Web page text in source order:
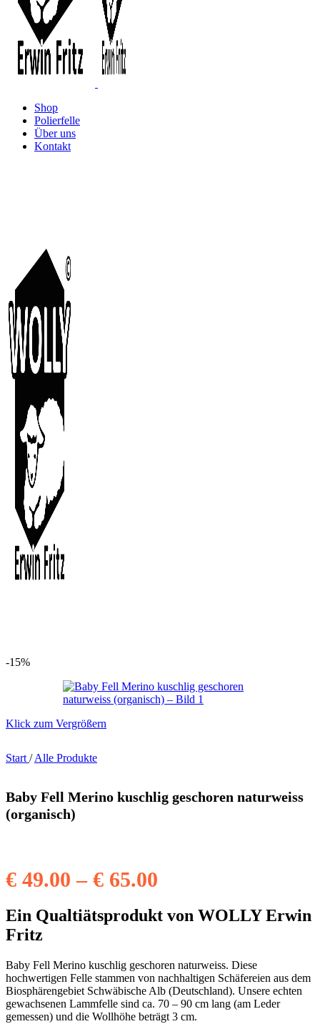
Shop
Polierfelle
Über uns
Kontakt
-15%
Klick zum Vergrößern
Start / Alle Produkte
Baby Fell Merino kuschlig geschoren naturweiss
(organisch)
€ 49.00 – € 65.00
bis
Ein Qualtiätsprodukt von WOLLY Erwin
Fritz
Baby Fell Merino kuschlig geschoren naturweiss. Diese
hochwertigen Felle stammen von nachhaltigen Schäfereien aus dem
Biosphärengebiet Schwäbische Alb (Deutschland). Unsere echten
gewachsenen Lammfelle sind ca. 70 – 90 cm lang (am Leder
gemessen) und die Wollhöhe beträgt 3 cm.